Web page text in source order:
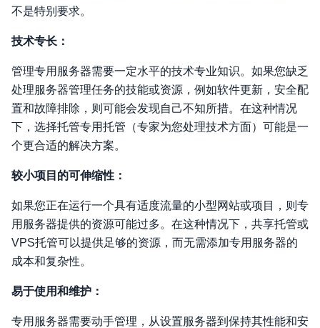
不是特别要求。
技术专长：
管理专用服务器需要一定水平的技术专业知识。如果您缺乏
处理服务器管理任务的技能或资源，例如软件更新，安全配
置和故障排除，则可能会发现自己不知所措。在这种情况
下，选择托管专用托管（专家为您处理技术方面）可能是一
个更合适的解决方案。
较小项目的可伸缩性：
如果您正在运行一个具有适度流量的小型网站或项目，则专
用服务器提供的资源可能过多。在这种情况下，共享托管或
VPS托管可以提供足够的资源，而无需添加专用服务器的
成本和复杂性。
易于使用和维护：
专用服务器需要动手管理，从设置服务器到保持其性能和安